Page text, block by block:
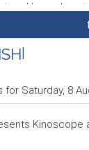
od Irana da
Hormuški
zahtjeve
s Omanom
večeras
Travnik 2026'
Saturday, 8
Kinoscope